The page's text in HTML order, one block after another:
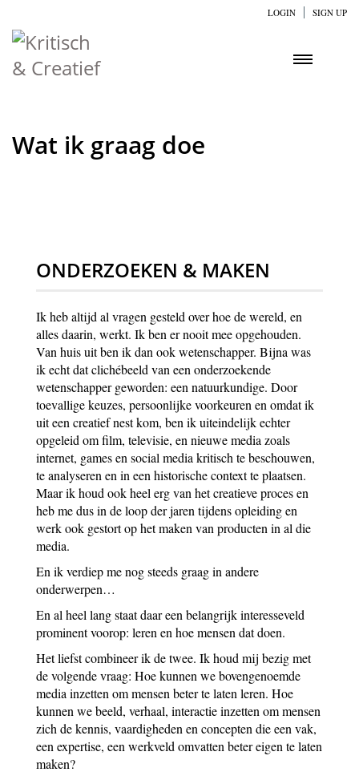
LOGIN SIGN UP
Wat ik graag doe
ONDERZOEKEN & MAKEN
Ik heb altijd al vragen gesteld over hoe de wereld, en
alles daarin, werkt. Ik ben er nooit mee opgehouden.
Van huis uit ben ik dan ook wetenschapper. Bijna was
ik echt dat clichébeeld van een onderzoekende
wetenschapper geworden: een natuurkundige. Door
toevallige keuzes, persoonlijke voorkeuren en omdat ik
uit een creatief nest kom, ben ik uiteindelijk echter
opgeleid om film, televisie, en nieuwe media zoals
internet, games en social media kritisch te beschouwen,
te analyseren en in een historische context te plaatsen.
Maar ik houd ook heel erg van het creatieve proces en
heb me dus in de loop der jaren tijdens opleiding en
werk ook gestort op het maken van producten in al die
media.
En ik verdiep me nog steeds graag in andere
onderwerpen…
En al heel lang staat daar een belangrijk interesseveld
prominent voorop: leren en hoe mensen dat doen.
Het liefst combineer ik de twee. Ik houd mij bezig met
de volgende vraag: Hoe kunnen we bovengenoemde
media inzetten om mensen beter te laten leren. Hoe
kunnen we beeld, verhaal, interactie inzetten om mensen
zich de kennis, vaardigheden en concepten die een vak,
een expertise, een werkveld omvatten beter eigen te laten
maken?